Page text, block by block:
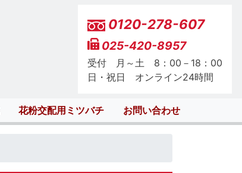
0120-278-607
025-420-8957
受付 月～土 8：00－18：00
日・祝日 オンライン24時間
花粉交配用ミツバチ お問い合わせ